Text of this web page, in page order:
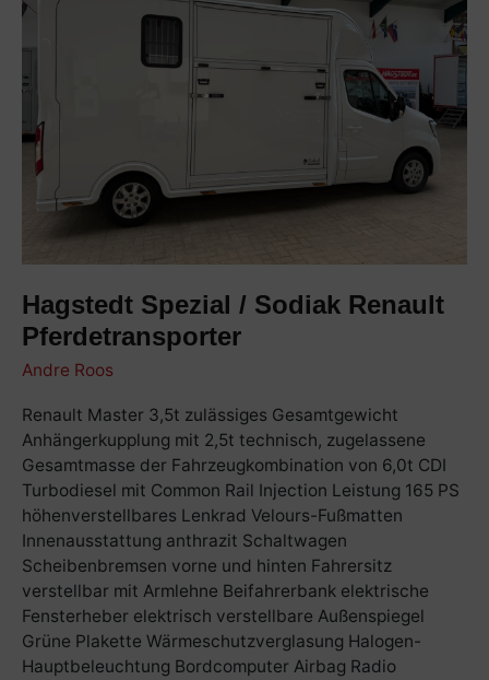
Hagstedt Spezial / Sodiak Renault
Pferdetransporter
Andre Roos
Renault Master 3,5t zulässiges Gesamtgewicht
Anhängerkupplung mit 2,5t technisch, zugelassene
Gesamtmasse der Fahrzeugkombination von 6,0t CDI
Turbodiesel mit Common Rail Injection Leistung 165 PS
höhenverstellbares Lenkrad Velours-Fußmatten
Innenausstattung anthrazit Schaltwagen
Scheibenbremsen vorne und hinten Fahrersitz
verstellbar mit Armlehne Beifahrerbank elektrische
Fensterheber elektrisch verstellbare Außenspiegel
Grüne Plakette Wärmeschutzverglasung Halogen-
Hauptbeleuchtung Bordcomputer Airbag Radio
Sodiak
Pferdetransporter